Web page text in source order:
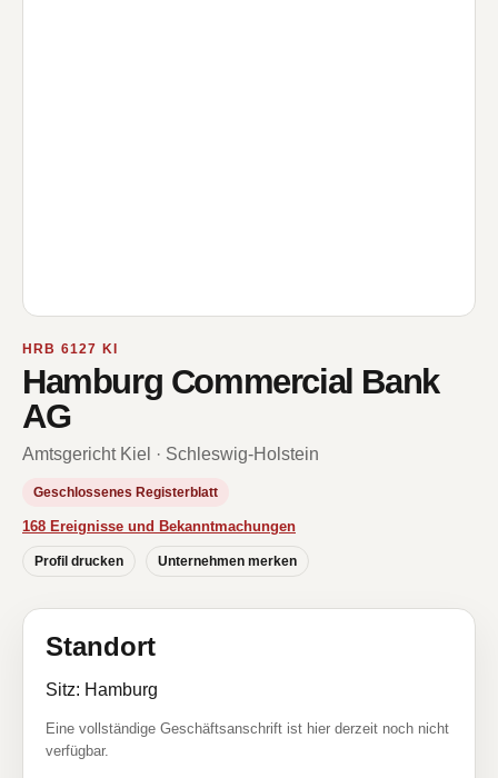
HRB 6127 KI
Hamburg Commercial Bank
AG
Amtsgericht Kiel · Schleswig-Holstein
Geschlossenes Registerblatt
168 Ereignisse und Bekanntmachungen
Profil drucken Unternehmen merken
Standort
Sitz: Hamburg
Eine vollständige Geschäftsanschrift ist hier derzeit noch nicht
verfügbar.